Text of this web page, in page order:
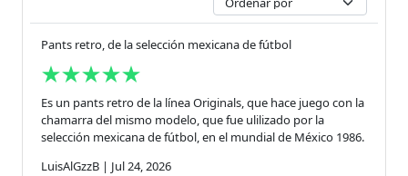
Pants retro, de la selección mexicana de fútbol
Es un pants retro de la línea Originals, que hace juego con la
chamarra del mismo modelo, que fue ulilizado por la
selección mexicana de fútbol, en el mundial de México 1986.
LuisAlGzzB | Jul 24, 2026